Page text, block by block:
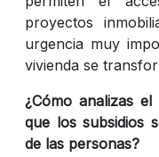
proyectos
urgencia muy
vivienda se
¿Cómo analizas el
que los subsidios
de las personas?